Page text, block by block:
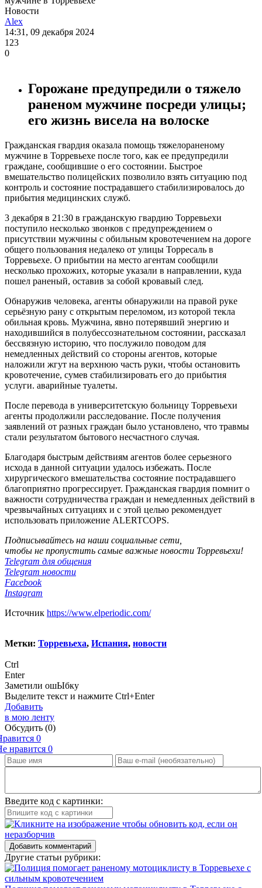
Новости
Alex
14:31, 09 декабря 2024
123
0
Горожане предупредили о тяжело
раненом мужчине посреди улицы;
его жизнь висела на волоске
Гражданская гвардия оказала помощь тяжелораненому
мужчине в Торревьехе после того, как ее предупредили
граждане, сообщившие о его состоянии. Быстрое
вмешательство полицейских позволило взять ситуацию под
контроль и состояние пострадавшего стабилизировалось до
прибытия медицинских служб.
3 декабря в 21:30 в гражданскую гвардию Торревьехи
поступило несколько звонков с предупреждением о
присутствии мужчины с обильным кровотечением на дороге
общего пользования недалеко от улицы Торресаль в
Торревьехе. О прибытии на место агентам сообщили
несколько прохожих, которые указали в направлении, куда
пошел раненый, оставив за собой кровавый след.
Обнаружив человека, агенты обнаружили на правой руке
серьёзную рану с открытым переломом, из которой текла
обильная кровь. Мужчина, явно потерявший энергию и
находившийся в полубессознательном состоянии, рассказал
бессвязную историю, что послужило поводом для
немедленных действий со стороны агентов, которые
наложили жгут на верхнюю часть руки, чтобы остановить
кровотечение, сумев стабилизировать его до прибытия
услуги. аварийные туалеты.
После перевода в университетскую больницу Торревьехи
агенты продолжили расследование. После получения
заявлений от разных граждан было установлено, что травмы
стали результатом бытового несчастного случая.
Благодаря быстрым действиям агентов более серьезного
исхода в данной ситуации удалось избежать. После
хирургического вмешательства состояние пострадавшего
благоприятно прогрессирует. Гражданская гвардия помнит о
важности сотрудничества граждан и немедленных действий в
чрезвычайных ситуациях и с этой целью рекомендует
использовать приложение ALERTCOPS.
Подписывайтесь на наши социальные сети,
чтобы не пропустить самые важные новости Торревьехи!
Telegram для общения
Telegram новости
Facebook
Instagram
Источник https://www.elperiodic.com/
Метки: Торревьеха, Испания, новости
Ctrl
Enter
Заметили ошЫбку
Выделите текст и нажмите Ctrl+Enter
Добавить
в мою ленту
Обсудить (0)
0
нравится 0
Введите код с картинки:
Добавить комментарий
Другие статьи рубрики: